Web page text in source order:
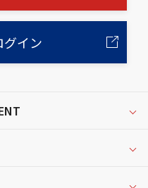
グイン